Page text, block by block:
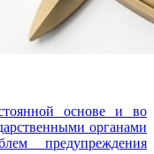
основе и во
органами
предупреждения